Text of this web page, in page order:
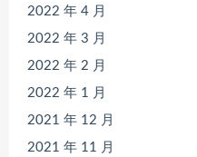
2022 年 4 月
2022 年 3 月
2022 年 2 月
2022 年 1 月
2021 年 12 月
2021 年 11 月